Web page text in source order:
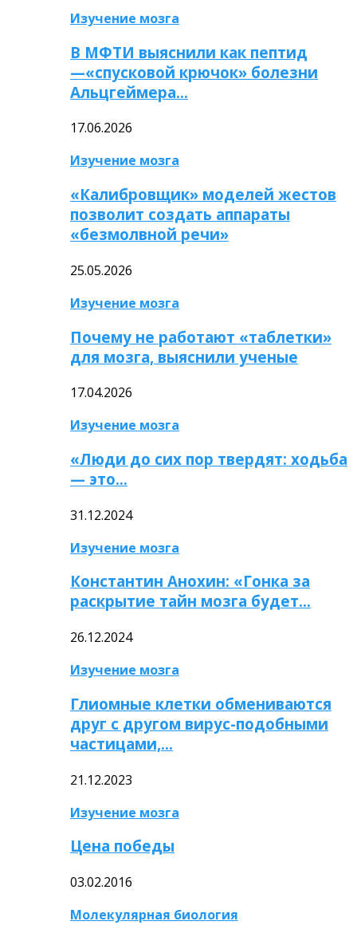
Изучение мозга
В МФТИ выяснили как пептид
—«спусковой крючок» болезни
Альцгеймера…
17.06.2026
Изучение мозга
«Калибровщик» моделей жестов
позволит создать аппараты
«безмолвной речи»
25.05.2026
Изучение мозга
Почему не работают «таблетки»
для мозга, выяснили ученые
17.04.2026
Изучение мозга
«Люди до сих пор твердят: ходьба
— это…
31.12.2024
Изучение мозга
Константин Анохин: «Гонка за
раскрытие тайн мозга будет…
26.12.2024
Изучение мозга
Глиомные клетки обмениваются
друг с другом вирус-подобными
частицами,…
21.12.2023
Изучение мозга
Цена победы
03.02.2016
Молекулярная биология